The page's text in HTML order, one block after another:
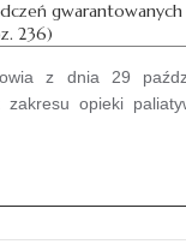
236)
z dnia 29
opieki